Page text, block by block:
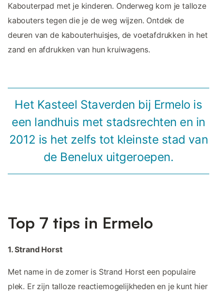
Kabouterpad met je kinderen. Onderweg kom je talloze
kabouters tegen die je de weg wijzen. Ontdek de
deuren van de kabouterhuisjes, de voetafdrukken in het
zand en afdrukken van hun kruiwagens.
Het Kasteel Staverden bij Ermelo is
een landhuis met stadsrechten en in
2012 is het zelfs tot kleinste stad van
de Benelux uitgeroepen.
Top 7 tips in Ermelo
1. Strand Horst
Met name in de zomer is Strand Horst een populaire
plek. Er zijn talloze reactiemogelijkheden en je kunt hier